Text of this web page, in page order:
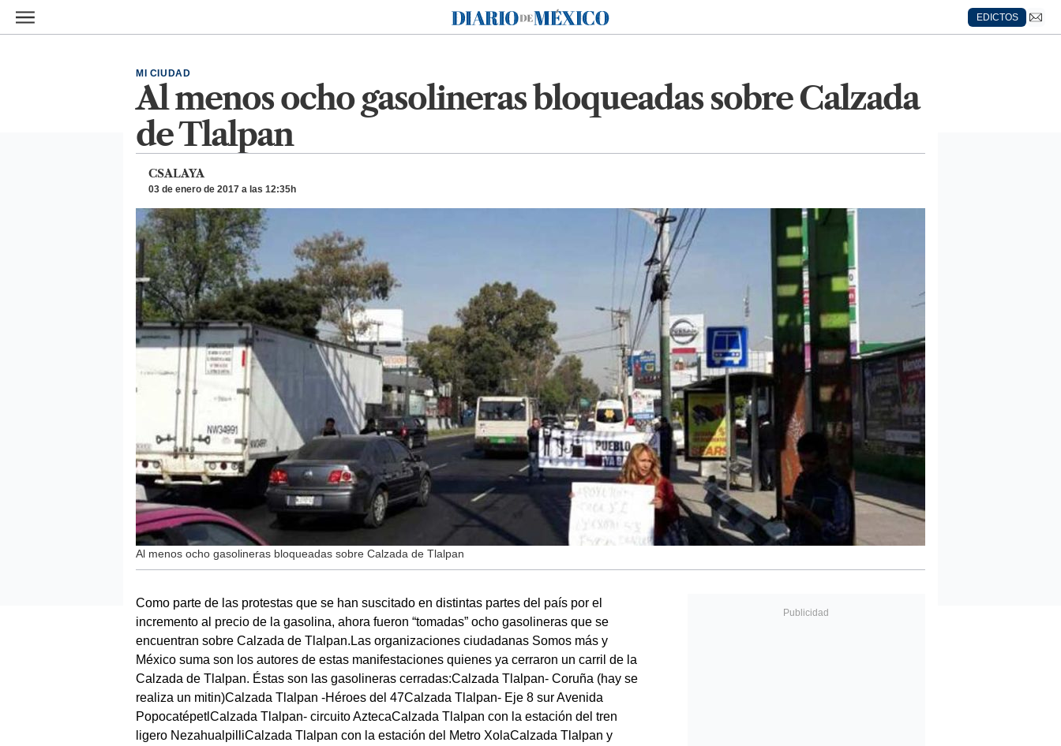
Ir al contenido principal
Diario de México
EDICTOS
Al menos ocho gasolineras bloqueadas sobre Calzada
de Tlalpan
MI CIUDAD
CSALAYA
03 de enero de 2017 a las 12:35h
Al menos ocho gasolineras bloqueadas sobre Calzada de Tlalpan
Como parte de las protestas que se han suscitado en distintas partes del país por el
incremento al precio de la gasolina, ahora fueron “tomadas” ocho gasolineras que se
encuentran sobre Calzada de Tlalpan.Las organizaciones ciudadanas Somos más y
México suma son los autores de estas manifestaciones quienes ya cerraron un carril de la
Calzada de Tlalpan. Éstas son las gasolineras cerradas:Calzada Tlalpan- Coruña (hay se
realiza un mitin)Calzada Tlalpan -Héroes del 47Calzada Tlalpan- Eje 8 sur Avenida
PopocatépetlCalzada Tlalpan- circuito AztecaCalzada Tlalpan con la estación del tren
ligero NezahualpilliCalzada Tlalpan con la estación del Metro XolaCalzada Tlalpan y